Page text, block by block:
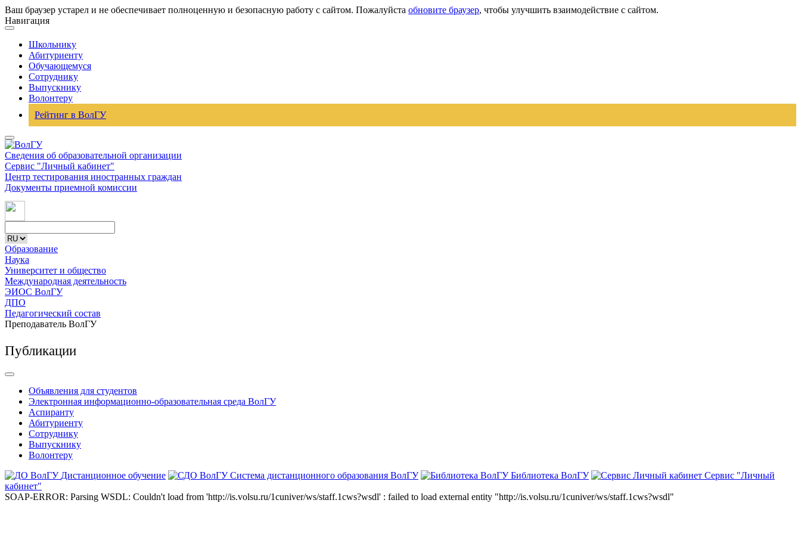
Ваш браузер устарел и не обеспечивает полноценную и безопасную работу с сайтом. Пожалуйста обновите браузер, чтобы улучшить взаимодействие с сайтом.
Навигация
Школьнику
Абитуриенту
Обучающемуся
Сотруднику
Выпускнику
Волонтеру
Рейтинг в ВолГУ
Сведения об образовательной организации
Сервис "Личный кабинет"
Центр тестирования иностранных граждан
Документы приемной комиссии
Образование
Наука
Университет и общество
Международная деятельность
ЭИОС ВолГУ
ДПО
Педагогический состав
Преподаватель ВолГУ
Публикации
Объявления для студентов
Электронная информационно-образовательная среда ВолГУ
Аспиранту
Абитуриенту
Сотруднику
Выпускнику
Волонтеру
Дистанционное обучение
Система дистанционного образования ВолГУ Библиотека ВолГУ
Сервис "Личный
кабинет"
SOAP-ERROR: Parsing WSDL: Couldn't load from 'http://is.volsu.ru/1cuniver/ws/staff.1cws?wsdl' : failed to load external entity "http://is.volsu.ru/1cuniver/ws/staff.1cws?wsdl"